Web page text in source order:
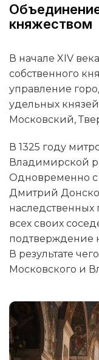
княжеством
В начале XIV
собственного
управление
удельных
Московский,
В 1325 году
Владимирской
Одновременно с
Дмитрий
всех своих
подтверждение
В результате
Московского и